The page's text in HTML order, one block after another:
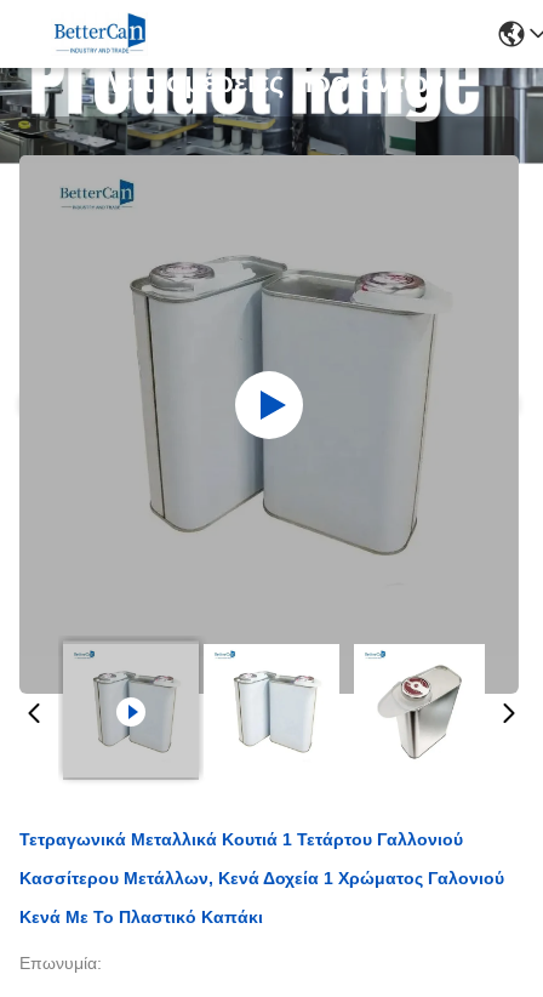
Λεπτομέρειες Προϊόντων
Τετραγωνικά Μεταλλικά Κουτιά 1 Τετάρτου Γαλλονιού
Κασσίτερου Μετάλλων, Κενά Δοχεία 1 Χρώματος Γαλονιού
Κενά Με Το Πλαστικό Καπάκι
Επωνυμία: